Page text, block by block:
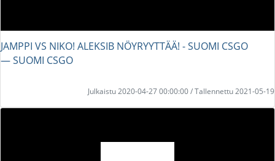
JAMPPI VS NIKO! ALEKSIB NÖYRYYTTÄÄ! - SUOMI CSGO
― SUOMI CSGO
Julkaistu 2020-04-27 00:00:00 / Tallennettu 2021-05-19